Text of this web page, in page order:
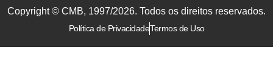
Copyright © CMB, 1997/2026. Todos os direitos reservados.
Política de PrivacidadeTermos de Uso